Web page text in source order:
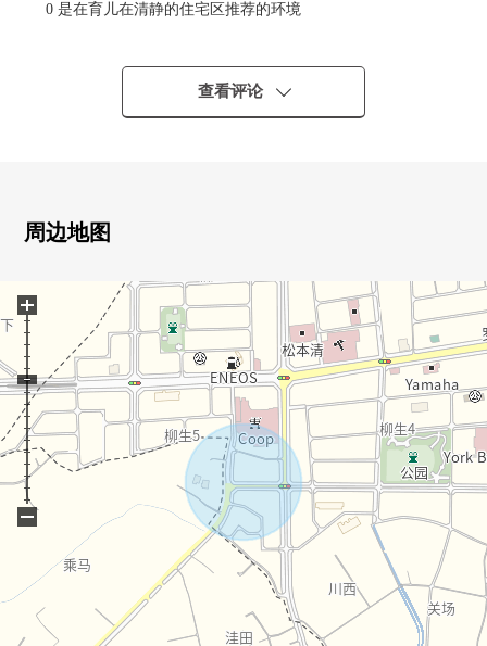
0 是在育儿在清静的住宅区推荐的环境
0 到miyagi消费合作社柳生商店步行5分钟。是便于每天的
购物以及周末的大量购买的环境。
0 超市以及便利店，公园在步行圈，是对育儿尽管是安静，
○仙台市立柳生中学步行22分钟的约1740m
27分钟的约2160m
○延命寺公园步行5分钟的约330m
○miyagi消费合作社柳生商店步行5分钟的约390m
○7-Eleven仙台柳生6丁目商店步行6分钟的约460m
○松本清柳生商店步行7分钟的约560m
○Daishin柳生商店步行8分钟的约640m
○杜的都信贷银行西中田分店步行9分钟的约720m
○柳生4丁目公园步行10分钟的约780m
○柳生吉田小孩诊所步行12分钟的约890m
○Youk-Benimaru柳生商店步行13分钟的约970m
查看评论
周边地图
+
−